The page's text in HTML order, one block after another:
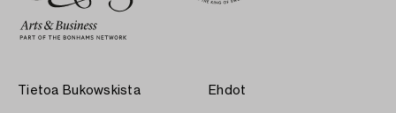
Tietoa Bukowskista Ehdot